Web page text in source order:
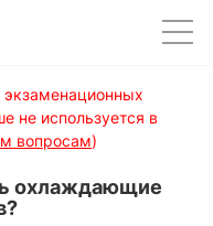
не используется в
вопросам)
охлаждающие